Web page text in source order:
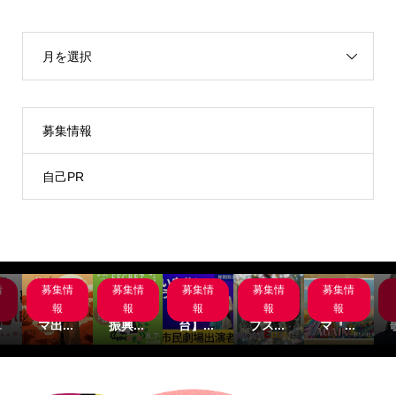
月を選択
募集情報
自己PR
募集情
報
サブス
クシネ
マ出...
募集情
報
名古屋
市文化
振興...
募集情
報
【関
西/舞
台】...
募集情
報
主演募
集‼サ
ブス...
募集情
報
サブス
クシネ
マ『...